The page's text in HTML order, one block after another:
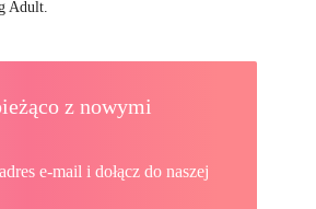
Adult.
z nowymi
e-mail i dołącz do naszej